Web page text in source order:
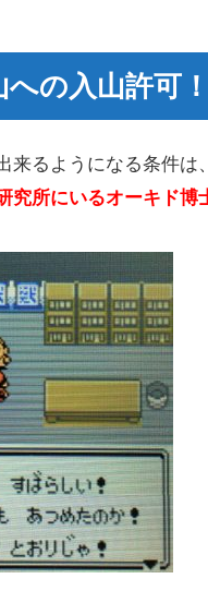
ューラを捕まえろ！
の入山許可
来るようになる条件は、
究所にいるオーキド博